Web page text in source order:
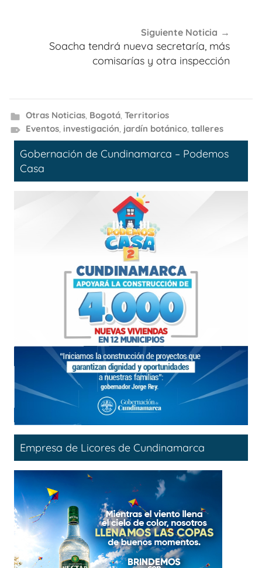
Siguiente Noticia
Soacha tendrá nueva secretaría, más
comisarías y otra inspección
Otras Noticias, Bogotá, Territorios
Eventos, investigación jardín botánico, talleres
Gobernación de Cundinamarca – Podemos
Casa
Empresa de Licores de Cundinamarca